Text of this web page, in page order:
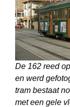
De 162 reed
en werd
tram bestaat
met een gele